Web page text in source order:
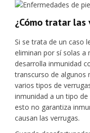
¿Cómo tratar las
Si se trata de un caso
eliminan por sí solas a
desarrolla inmunidad
transcurso de algunos
varios tipos de
inmunidad a un tipo
esto no garantiza
causan las verrugas.